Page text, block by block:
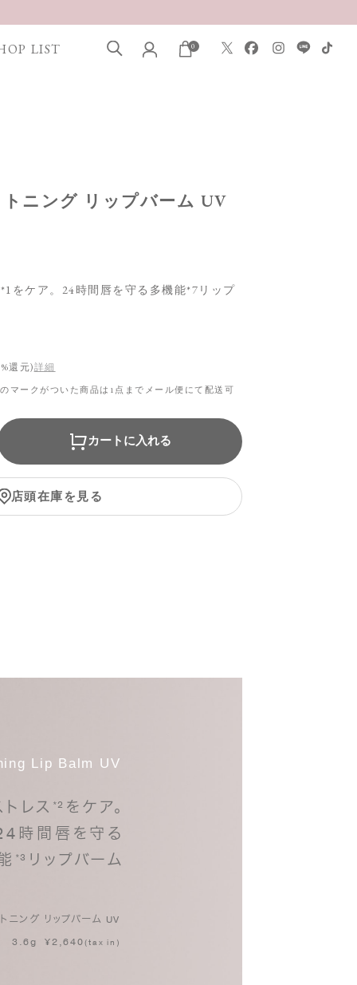
LIST 0
ニング リップバーム UV
をケア。24時間唇を守る多機能*7リップ
還元)詳細
マークがついた商品は1点までメール便にて配送可
カートに入れる
店頭在庫を見る
Lip Balm UV
レス *²をケア。
時間唇を守る
*³リップバーム
ニング リップバーム UV
3.6g ¥2,640(tax in)